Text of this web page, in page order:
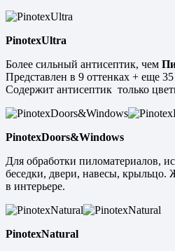
PinotexUltra
Более сильный антисептик, чем
Представлен в 9 оттенках + еще
Содержит антисептик только
PinotexDoors&Windows
Для обработки пиломатериалов,
беседки, двери, навесы, крыльцо.
в интерьере.
PinotexNatural